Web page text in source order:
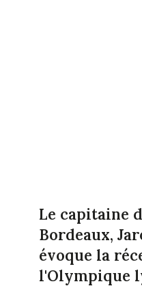
Le capitaine
Bordeaux,
évoque la
l'Olympique